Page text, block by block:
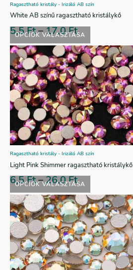
OPCIÓK VÁLASZTÁSA
Ragasztható kristály - Irizáló AB szín
White AB színű ragasztható kristálykő
5,5Ft–17,0Ft
OPCIÓK VÁLASZTÁSA
Ragasztható kristály - Irizáló AB szín
Light Pink Shimmer ragasztható kristálykő
6,5Ft–26,0Ft